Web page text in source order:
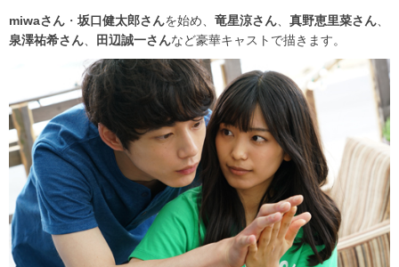
miwaさん ・ 坂口健太郎さんを始め、 竜星涼さん 真野恵里菜さん
泉澤祐希さん
田辺誠一さんなど豪華キャストで描きます。